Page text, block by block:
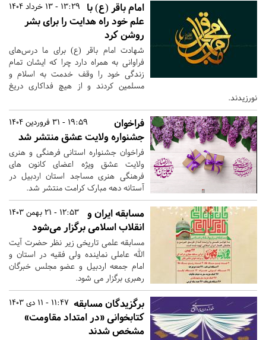
13:29 - 13 خرداد 1404
امام باقر (ع) با
علم خود راه هدایت را برای بشر
روشن کرد
شهادت امام باقر (ع) برای ما درس‌های
فراوانی به همراه دارد چرا که ایشان تمام
زندگی خود را وقف خدمت به اسلام و
مسلمین کردند و از هیچ فداکاری دریغ
نورزیدند.
19:59 - 31 فروردین 1404
فراخوان
جشنواره ولایت عشق منتشر شد
فراخوان جشنواره استانی فرهنگی و هنری
ولایت عشق ویژه اعضای کانون های
فرهنگی هنری مساجد استان اردبیل در
آستانه دهه مبارک کرامت منتشر شد.
12:53 - 21 بهمن 1403
مسابقه ایران و
انقلاب اسلامی برگزار می‌شود
مسابقه علمی تاریخی زیر نظر حضرت آیت
الله عاملی نماینده ولی فقیه در استان و
امام جمعه اردبیل و عضو مجلس خبرگان
رهبری برگزار می شود.
11:47 - 11 دی 1403 برگزیدگان مسابقه
کتابخوانی «در امتداد مقاومت»
مشخص شدند